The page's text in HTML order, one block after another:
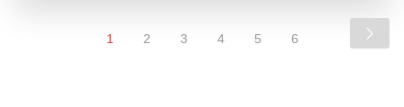
1 2 3 4 5 6